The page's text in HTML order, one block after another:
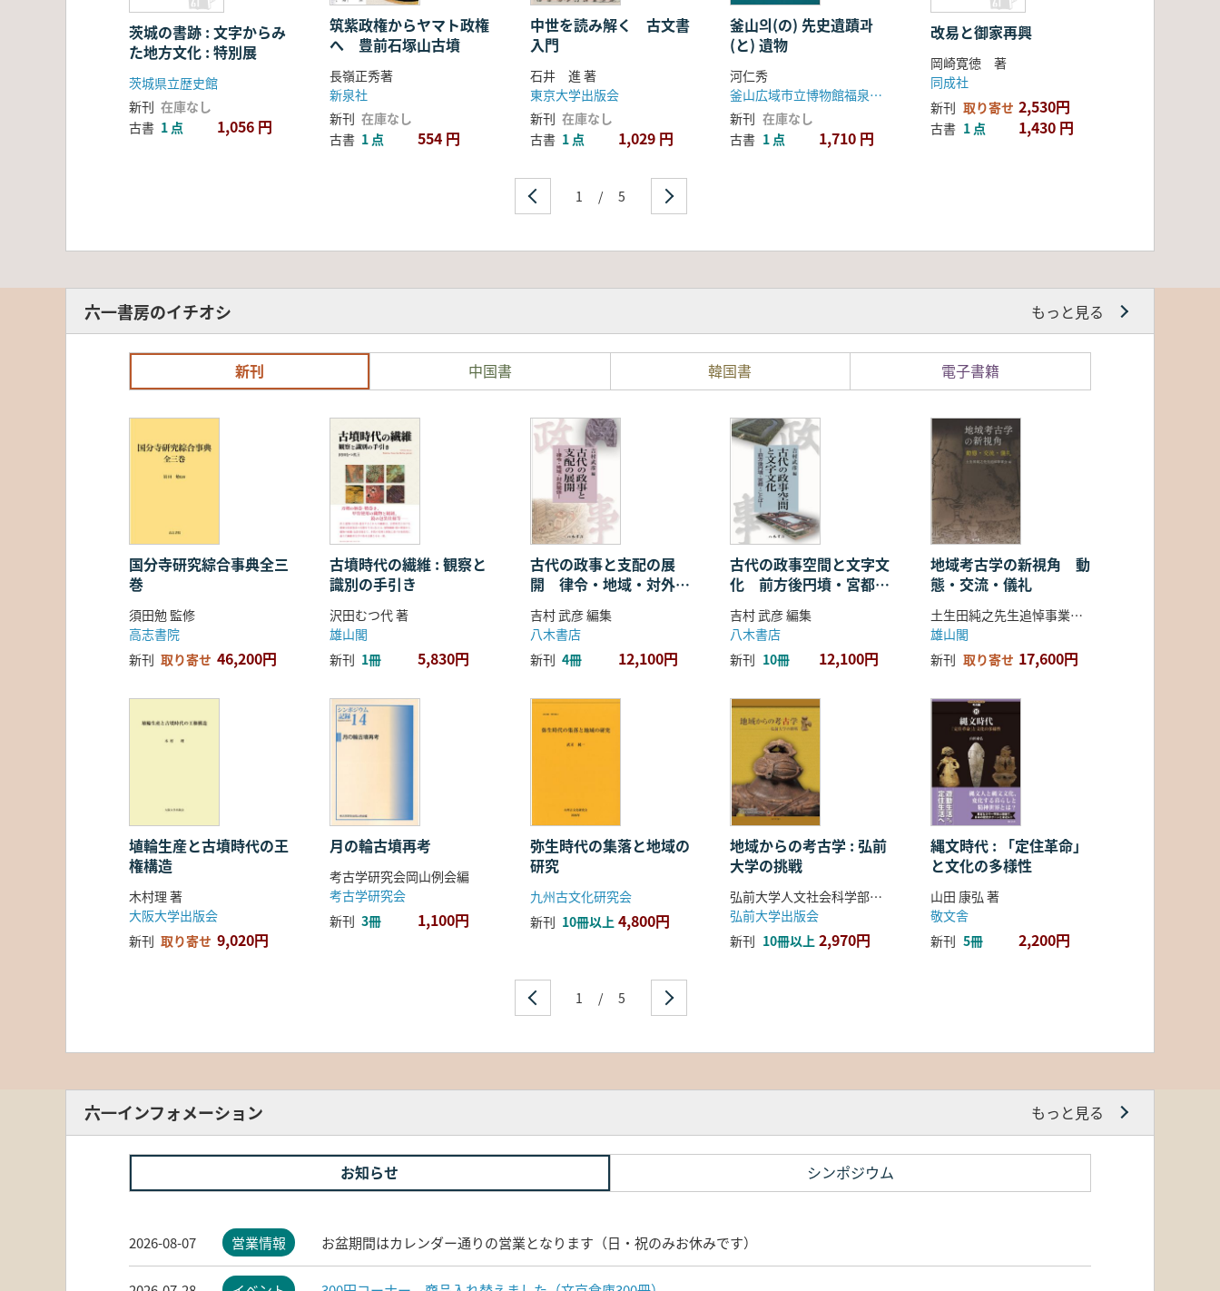
茨城の書跡 : 文字からみ
た地方文化 : 特別展
茨城県立歴史館
新刊 在庫なし
古書 1 点 1,056 円
筑紫政権からヤマト政権
へ 豊前石塚山古墳
長嶺正秀著
新泉社
新刊 在庫なし
古書 1 点 554 円
中世を読み解く 古文書
入門
石井 進 著
東京大学出版会
新刊 在庫なし
古書 1 点 1,029 円
釜山의(の) 先史遺蹟과
(と) 遺物
河仁秀
釜山広域市立博物館福泉分館
新刊 在庫なし
古書 1 点 1,710 円
改易と御家再興
岡崎寛徳 著
同成社
新刊 取り寄せ 2,530円
古書 1 点 1,430 円
1 / 5
六一書房のイチオシ もっと見る
新刊 中国書 韓国書 電子書籍
国分寺研究綜合事典全三
巻
須田勉 監修
高志書院
新刊 取り寄せ 46,200円
古墳時代の繊維 : 観察と
識別の手引き
沢田むつ代 著
雄山閣
新刊 1冊 5,830円
古代の政事と支配の展
開 律令・地域・対外関
係
吉村 武彦 編集
八木書店
新刊 4冊 12,100円
古代の政事空間と文字文
化 前方後円墳・宮都・
ことば
吉村 武彦 編集
八木書店
新刊 10冊 12,100円
地域考古学の新視角 動
態・交流・儀礼
土生田純之先生追悼事業会 編
雄山閣
新刊 取り寄せ 17,600円
埴輪生産と古墳時代の王
権構造
木村理 著
大阪大学出版会
新刊 取り寄せ 9,020円
月の輪古墳再考
考古学研究会岡山例会編
考古学研究会
新刊 3冊 1,100円
弥生時代の集落と地域の
研究
九州古文化研究会
新刊 10冊以上 4,800円
地域からの考古学 : 弘前
大学の挑戦
弘前大学人文社会科学部北日本考古学研究センター 編
弘前大学出版会
新刊 10冊以上 2,970円
縄文時代 : 「定住革命」
と文化の多様性
山田 康弘 著
敬文舎
新刊 5冊 2,200円
1 / 5
六一インフォメーション もっと見る
お知らせ シンポジウム
2026-08-07 営業情報 お盆期間はカレンダー通りの営業となります（日・祝のみお休みです）